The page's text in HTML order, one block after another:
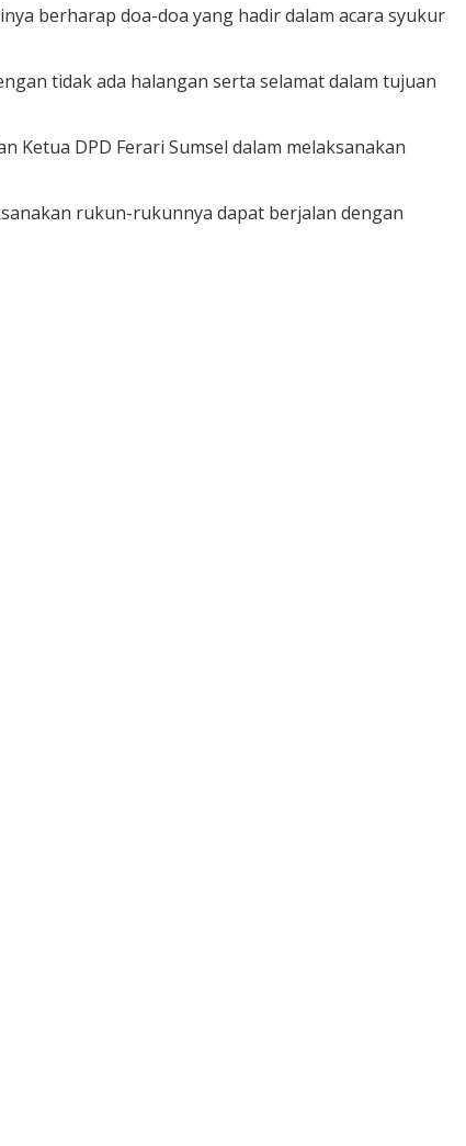
berharap doa-doa yang hadir dalam acara syukur
tidak ada halangan serta selamat dalam tujuan
Ketua DPD Ferari Sumsel dalam melaksanakan
rukun-rukunnya dapat berjalan dengan